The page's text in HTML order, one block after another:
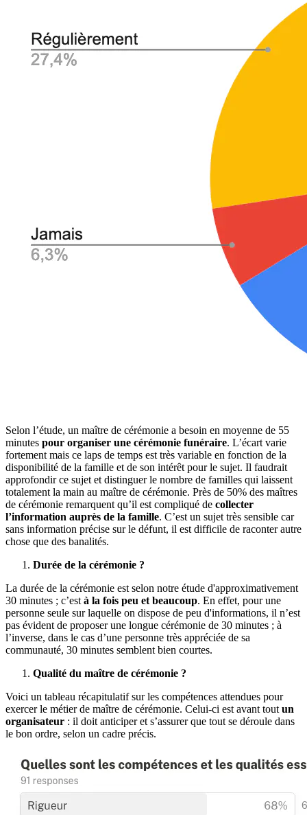
Selon l’étude, un maître de cérémonie a besoin en moyenne de 55
minutes pour organiser une cérémonie funéraire. L’écart varie
fortement mais ce laps de temps est très variable en fonction de la
disponibilité de la famille et de son intérêt pour le sujet. Il faudrait
approfondir ce sujet et distinguer le nombre de familles qui laissent
totalement la main au maître de cérémonie. Près de 50% des maîtres
de cérémonie remarquent qu’il est compliqué de collecter
l’information auprès de la famille. C’est un sujet très sensible car
sans information précise sur le défunt, il est difficile de raconter autre
chose que des banalités.
Durée de la cérémonie ?
La durée de la cérémonie est selon notre étude d'approximativement
30 minutes ; c’est à la fois peu et beaucoup. En effet, pour une
personne seule sur laquelle on dispose de peu d'informations, il n’est
pas évident de proposer une longue cérémonie de 30 minutes ; à
l’inverse, dans le cas d’une personne très appréciée de sa
communauté, 30 minutes semblent bien courtes.
Qualité du maître de cérémonie ?
Voici un tableau récapitulatif sur les compétences attendues pour
exercer le métier de maître de cérémonie. Celui-ci est avant tout un
organisateur : il doit anticiper et s’assurer que tout se déroule dans
le bon ordre, selon un cadre précis.